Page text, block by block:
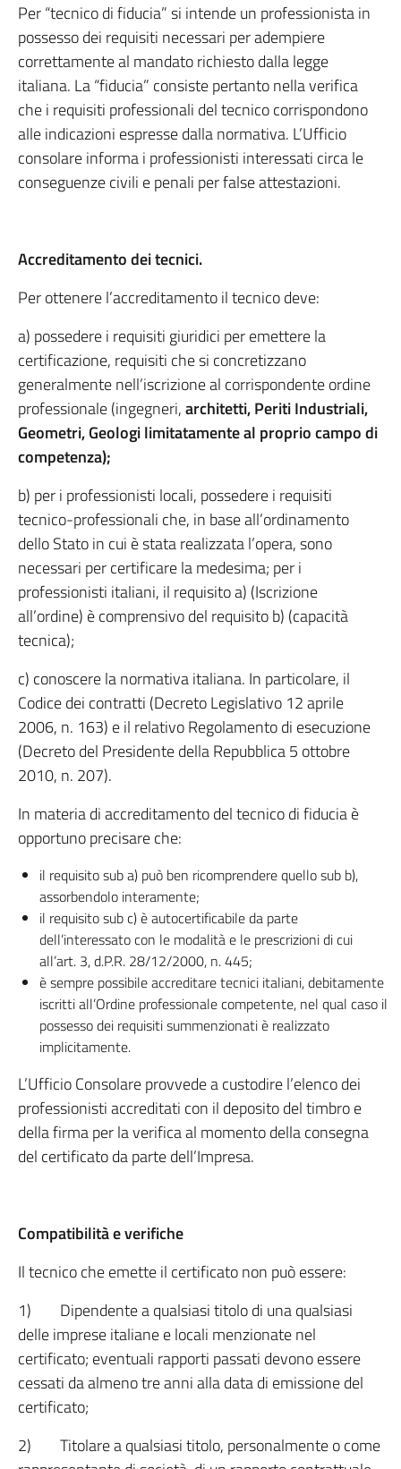
Per “tecnico di fiducia” si intende un professionista in
possesso dei requisiti necessari per adempiere
correttamente al mandato richiesto dalla legge
italiana. La “fiducia” consiste pertanto nella verifica
che i requisiti professionali del tecnico corrispondono
alle indicazioni espresse dalla normativa. L’Ufficio
consolare informa i professionisti interessati circa le
conseguenze civili e penali per false attestazioni.
Accreditamento dei tecnici.
Per ottenere l’accreditamento il tecnico deve:
a) possedere i requisiti giuridici per emettere la
certificazione, requisiti che si concretizzano
generalmente nell’iscrizione al corrispondente ordine
professionale (ingegneri,architetti, Periti Industriali,
Geometri, Geologi limitatamente al proprio campo di
competenza);
b) per i professionisti locali, possedere i requisiti
tecnico-professionali che, in base all’ordinamento
dello Stato in cui è stata realizzata l’opera, sono
necessari per certificare la medesima; per i
professionisti italiani, il requisito a) (Iscrizione
all’ordine) è comprensivo del requisito b) (capacità
tecnica);
c) conoscere la normativa italiana. In particolare, il
Codice dei contratti (Decreto Legislativo 12 aprile
2006, n. 163) e il relativo Regolamento di esecuzione
(Decreto del Presidente della Repubblica 5 ottobre
2010, n. 207).
In materia di accreditamento del tecnico di fiducia è
opportuno precisare che:
il requisito sub a) può ben ricomprendere quello sub b),
assorbendolo interamente;
il requisito sub c) è autocertificabile da parte
dell’interessato con le modalità e le prescrizioni di cui
all’art. 3, d.P.R. 28/12/2000, n. 445;
è sempre possibile accreditare tecnici italiani, debitamente
iscritti all’Ordine professionale competente, nel qual caso il
possesso dei requisiti summenzionati è realizzato
implicitamente.
L’Ufficio Consolare provvede a custodire l’elenco dei
professionisti accreditati con il deposito del timbro e
della firma per la verifica al momento della consegna
del certificato da parte dell’Impresa.
Compatibilità e verifiche
Il tecnico che emette il certificato non può essere:
1) Dipendente a qualsiasi titolo di una qualsiasi
delle imprese italiane e locali menzionate nel
certificato; eventuali rapporti passati devono essere
cessati da almeno tre anni alla data di emissione del
certificato;
2) Titolare a qualsiasi titolo, personalmente o come